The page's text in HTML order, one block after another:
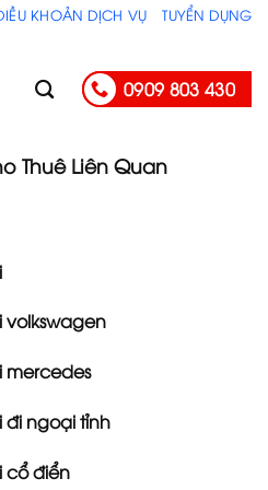
KHOẢN DỊCH VỤ TUYỂN DỤNG
0909 803 430
Thuê Liên Quan
volkswagen
mercedes
đi ngoại tỉnh
cổ điển